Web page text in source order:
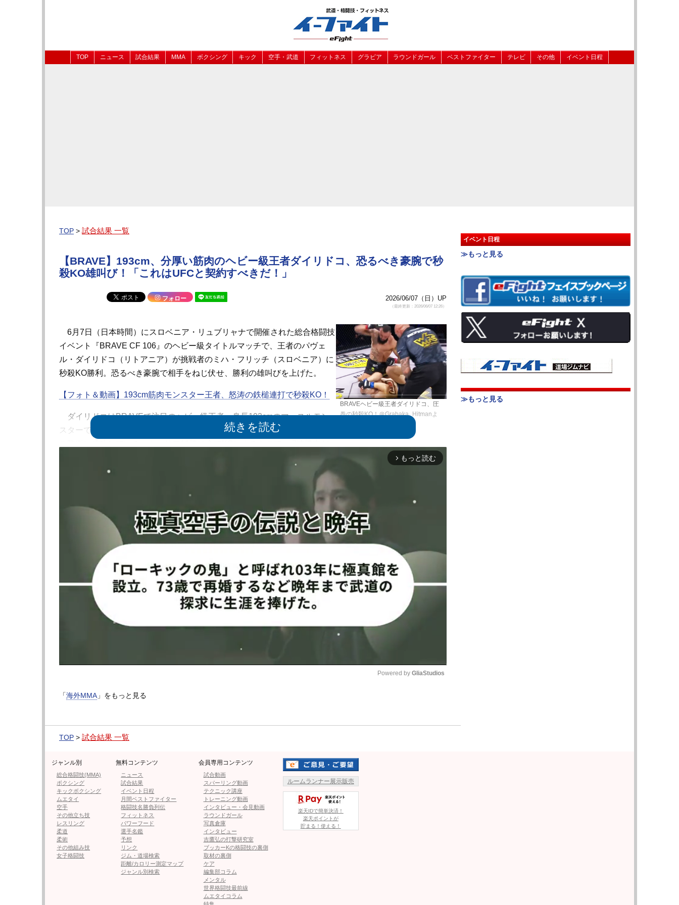
TOP ニュース 試合結果 MMA ボクシング キック 空手・武道 フィットネス グラビア ラウンドガール ベストファイター テレビ その他 イベント日程
TOP > 試合結果 一覧
【BRAVE】193cm、分厚い筋肉のヘビー級王者ダイリドコ、恐るべき豪腕で秒
殺KO雄叫び！「これはUFCと契約すべきだ！」
フォロー 2026/06/07（日）UP
（最終更新：2026/06/07 12:26）
BRAVEヘビー級王者ダイリドコ、圧
巻の秒殺KO！＠Grabaka_Hitmanよ
6月7日（日本時間）にスロベニア・リュブリャナで開催された総合格闘技
イベント『BRAVE CF 106』のヘビー級タイトルマッチで、王者のパヴェ
ル・ダイリドコ（リトアニア）が挑戦者のミハ・フリッチ（スロベニア）に
秒殺KO勝利。恐るべき豪腕で相手をねじ伏せ、勝利の雄叫びを上げた。
【フォト＆動画】193cm筋肉モンスター王者、怒涛の鉄槌連打で秒殺KO！
ダイリドコはBRAVEで注目のヘビー級王者。身長193cmのマッスルモン
スターで、24年9月の『BRAVE CF 88』で初代BRAVEヘビー級王者に。2度
対するフリッチはKSW参戦経験を持つ強豪。キャリア8戦無敗（7勝1分）で、こちらも勝利試合は全て
ダイリドコは193cmのマッスル怪物
＠pavel_dailidkoより
試合は1R開始すぐ、フリッチの左インローに合わせてダイリドコがワン
ツー。伸びる強烈な右がクリーンヒットし、フリッチがダウンすると、ダイ
リドコが怒涛の鉄槌連打！
両手で顔を隠しながら何もできないフリッチを見て、レフェリーが試合を
止めた。ダイリドコはケージに登り勝利の雄叫び。完璧な勝利で3度目の防
衛に成功した。
1R1分20秒、わずか80秒の秒殺KO劇。このフィニッシュ映像に「これは
UFCと契約すべきだ」「完勝だ」「まさにキングの戦い」など驚きの声が並
KO 1R1分20
秒 ※鉄槌連打
▶︎次ページは【フォト＆動画】193cm筋肉モンスター王者、怒涛の鉄槌連打で秒殺
1
≪ 前のページへ 次のページへ ≫
フォロー
●編集部オススメ
・【フォト＆動画】193cm筋肉モンスター王者、怒涛の鉄槌連打で秒殺KO！
・王者がリング外に投げ飛ばす！相手は場外でうつ伏せに…ボクシング世界戦で前代未聞「こ
んなの見たことがない」と炎上
arrow_forward_ios もっと読む
Powered by GliaStudios
「海外MMA 」をもっと見る
TOP > 試合結果 一覧
イベント日程
≫もっと見る
≫もっと見る
ジャンル別
総合格闘技(MMA)
ボクシング
キックボクシング
ムエタイ
空手
その他立ち技
レスリング
柔道
柔術
その他組み技
女子格闘技
無料コンテンツ
ニュース
試合結果
イベント日程
月間ベストファイター
格闘技名勝負列伝
フィットネス
パワーフード
選手名鑑
予想
リンク
ジム・道場検索
距離/カロリー測定マップ
ジャンル別検索
会員専用コンテンツ
試合動画
スパーリング動画
テクニック講座
トレーニング動画
インタビュー・会見動画
ラウンドガール
写真倉庫
インタビュー
吉鷹弘の打撃研究室
ブッカーKの格闘技の裏側
取材の裏側
ケア
編集部コラム
メンタル
世界格闘技最前線
ムエタイコラム
ルームランナー展示販売
楽天IDで簡単決済！
楽天ポイントが
貯まる！使える！